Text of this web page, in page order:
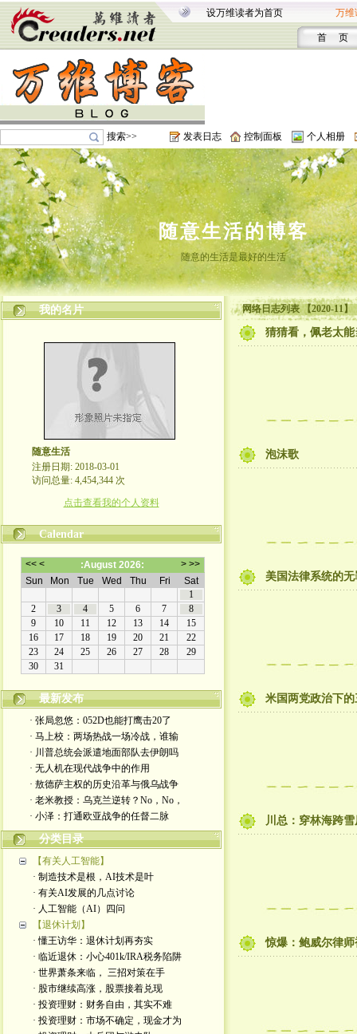
设万维读者为首页 万维
首 页
搜索>> 发表日志 控制面板 个人相册
随意生活的博客
随意的生活是最好的生活
我的名片
随意生活
注册日期: 2018-03-01
访问总量: 4,454,344 次
点击查看我的个人资料
Calendar
最新发布
· 张局忽悠：052D也能打鹰击20了
· 马上校：两场热战一场冷战，谁输
· 川普总统会派遣地面部队去伊朗吗
· 无人机在现代战争中的作用
· 敖德萨主权的历史沿革与俄乌战争
· 老米教授：乌克兰逆转？No，No，
· 小泽：打通欧亚战争的任督二脉
分类目录
【有关人工智能】
· 制造技术是根，AI技术是叶
· 有关AI发展的几点讨论
· 人工智能（AI）四问
【退休计划】
· 懂王访华：退休计划再夯实
· 临近退休：小心401k/IRA税务陷阱
· 世界萧条来临， 三招对策在手
· 股市继续高涨，股票接着兑现
· 投资理财：财务自由，其实不难
· 投资理财：市场不确定，现金才为
网络日志列表 【2020-11】
猜猜看，佩老太
泡沫歌
美国法律系统的
米国两党政治下
川总：穿林海跨
惊爆：鲍威尔律